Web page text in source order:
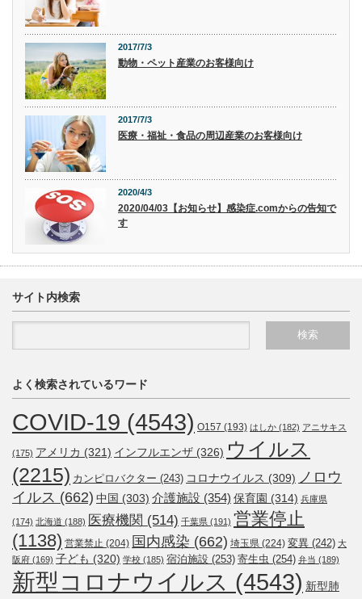
2017/7/3
動物・ペット産業のお客様向け
2017/7/3
医療・福祉・食品の周辺産業のお客様向け
2020/4/3
2020/04/03【お知らせ】感染症.comからの告知で
す
サイト内検索
よく検索されているワード
COVID-19 (4543) O157 (193) はしか (182) アニサキス
(175) アメリカ (321) インフルエンザ (326) ウイルス
(2215) カンピロバクター (243) コロナウイルス (309) ノロウ
イルス (662) 中国 (303) 介護施設 (354) 保育園 (314) 兵庫県
(174) 北海道 (188) 医療機関 (514) 千葉県 (191) 営業停止
(1138) 営業禁止 (204) 国内感染 (662) 埼玉県 (224) 変異 (242) 大
阪府 (169) 子ども (320) 学校 (185) 宿泊施設 (253) 寄生虫 (254) 弁当 (189)
新型コロナウイルス (4543) 新型肺